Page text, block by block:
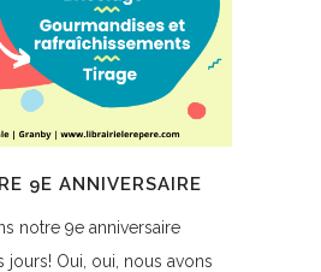
9E ANNIVERSAIRE
notre 9e anniversaire
jours! Oui, oui, nous avons